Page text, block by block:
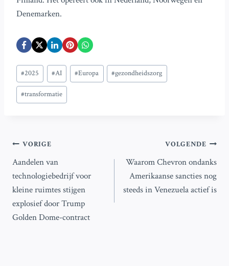
Denemarken.
Bericht
tags:
#2025 #AI #Europa #gezondheidszorg
#transformatie
Bericht
navigatie
VORIGE
Aandelen van
technologiebedrijf voor
kleine ruimtes stijgen
explosief door Trump
Golden Dome-contract
VOLGENDE
Waarom Chevron ondanks
Amerikaanse sancties nog
steeds in Venezuela actief is